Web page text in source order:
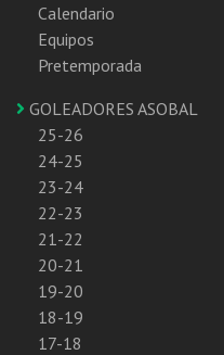
Calendario
Equipos
Pretemporada
GOLEADORES ASOBAL
25-26
24-25
23-24
22-23
21-22
20-21
19-20
18-19
17-18